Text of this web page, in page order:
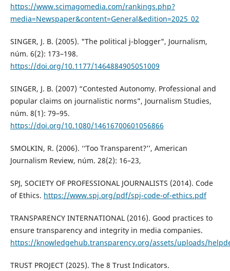
https://www.scimagomedia.com/rankings.php?
media=Newspaper&content=General&edition=2025_02
SINGER, J. B. (2005). "The political j-blogger", Journalism,
núm. 6(2): 173–198.
https://doi.org/10.1177/1464884905051009
SINGER, J. B. (2007) “Contested Autonomy. Professional and
popular claims on journalistic norms”, Journalism Studies,
núm. 8(1): 79–95.
https://doi.org/10.1080/14616700601056866
SMOLKIN, R. (2006). ‘‘Too Transparent?’’, American
Journalism Review, núm. 28(2): 16–23,
SPJ, SOCIETY OF PROFESSIONAL JOURNALISTS (2014). Code
of Ethics. https://www.spj.org/pdf/spj-code-of-ethics.pdf
TRANSPARENCY INTERNATIONAL (2016). Good practices to
ensure transparency and integrity in media companies.
https://knowledgehub.transparency.org/assets/uploads/
TRUST PROJECT (2025). The 8 Trust Indicators.